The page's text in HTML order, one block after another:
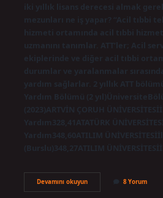
iki yıllık lisans derecesi almak
mezunları ne iş yapar? “Acil tıbbi
hizmeti ortamında acil tıbbi
uzmanını tanımlar. ATT’ler; Acil
ekiplerinde ve diğer acil tıbbi
durumlar ve yaralanmalar
yardım sağlarlar. 2 yıllık ATT
Yardım Bölümü (2
(2023)ARTVİN ÇORUH
Yardım328,41ATATÜRK
Yardım348,60ATILIM
(Burslu)348,27ATILIM
Devamını okuyunAtt
Bölümü
8 Yorum